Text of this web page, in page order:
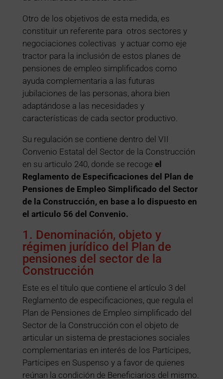
Otro de los objetivos de esta medida, es
constituir un referente para otros sectores y
negociaciones colectivas y actuar como eje
tractor para la inclusión de estos planes de
pensiones de empleo simplificados como
ayuda complementaria a las futuras
jubilaciones de las personas, ahora bien
adaptándose a las necesidades y
características de cada sector productivo.
Su regulación se contiene dentro del VII
Convenio Estatal del Sector de la Construcción
en su articulo 240, donde se recoge el
Reglamento de Especificaciones del Plan de
Pensiones de Empleo Simplificado del Sector
de la Construcción, en base a lo dispuesto en
el articulo 56 del Convenio.
1. Denominación, objeto y
régimen jurídico del Plan de
pensiones del sector de la
Construcción
Este es el título que contiene el artículo 3 del
Reglamento de especificaciones, que regula el
Plan de Pensiones de Empleo simplificado del
Sector de la Construcción con el objeto de
articular un sistema de prestaciones sociales
complementarias en interés de los Partícipes,
Partícipes en Suspenso y a favor de quienes
reúnan la condición de Beneficiarios del mismo.